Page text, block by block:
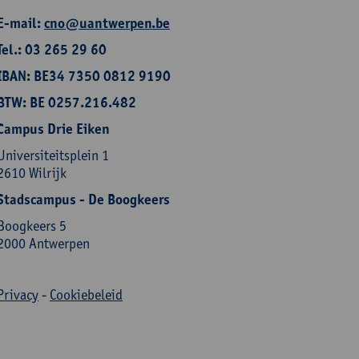
mail:cno@uantwerpen.be
03 265 29 60
BE34 7350 0812 9190
BE 0257.216.482
Drie Eiken
1
Wilrijk
- De Boogkeers
5
Antwerpen
- Cookiebeleid